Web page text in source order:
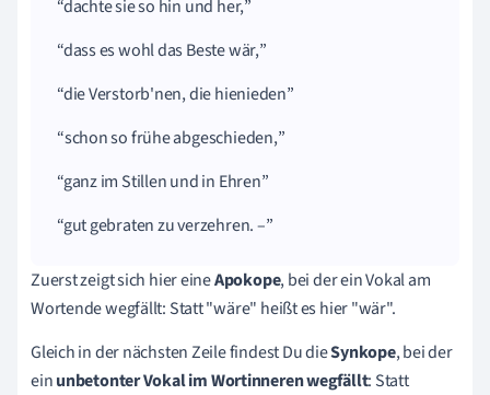
dachte sie so hin und her,
dass es wohl das Bestewär,
dieVerstorb'nen, die hienieden
schon sofrüheabgeschieden,
ganz im Stillen und in Ehren
gut gebraten zu verzehren. –
Zuerst zeigt sich hier eineApokope, bei der ein Vokal am
Wortende wegfällt: Statt "wäre" heißt es hier "wär".
Gleich in der nächsten Zeile findest Du dieSynkope, bei der
einunbetonter Vokal im Wortinneren wegfällt: Statt